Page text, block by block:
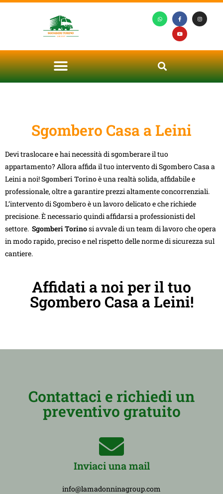
Sgombero Casa a Leini
Devi traslocare e hai necessità di sgomberare il tuo
appartamento? Allora affida il tuo intervento di Sgombero Casa a
Leini a noi!Sgomberi Torinoè una realtà solida, affidabile e
professionale, oltre a garantire prezzi altamente concorrenziali.
L’intervento di Sgombero è un lavoro delicato e che richiede
precisione. È necessario quindi affidarsi a professionisti del
settore. Sgomberi Torinosi avvale di un team di lavoro che opera
in modo rapido, preciso e nel rispetto delle norme di sicurezza sul
cantiere.
Affidati a noi per il tuo
Sgombero Casa a Leini!
Contattaci e richiedi un
preventivo gratuito
Inviaci una mail
info@lamadonninagroup.com